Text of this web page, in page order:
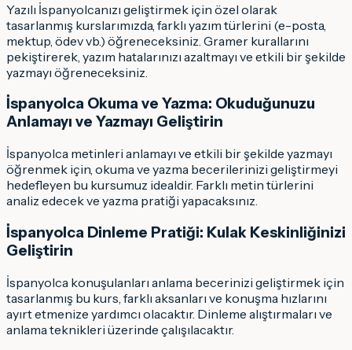
Yazılı İspanyolcanızı geliştirmek için özel olarak
tasarlanmış kurslarımızda, farklı yazım türlerini (e-posta,
mektup, ödev vb.) öğreneceksiniz. Gramer kurallarını
pekiştirerek, yazım hatalarınızı azaltmayı ve etkili bir şekilde
yazmayı öğreneceksiniz.
İspanyolca Okuma ve Yazma: Okuduğunuzu
Anlamayı ve Yazmayı Geliştirin
İspanyolca metinleri anlamayı ve etkili bir şekilde yazmayı
öğrenmek için, okuma ve yazma becerilerinizi geliştirmeyi
hedefleyen bu kursumuz idealdir. Farklı metin türlerini
analiz edecek ve yazma pratiği yapacaksınız.
İspanyolca Dinleme Pratiği: Kulak Keskinliğinizi
Geliştirin
İspanyolca konuşulanları anlama becerinizi geliştirmek için
tasarlanmış bu kurs, farklı aksanları ve konuşma hızlarını
ayırt etmenize yardımcı olacaktır. Dinleme alıştırmaları ve
anlama teknikleri üzerinde çalışılacaktır.